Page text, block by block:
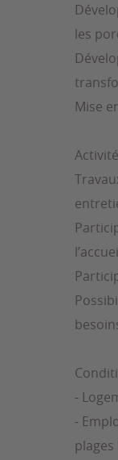
les
Mise
-
-